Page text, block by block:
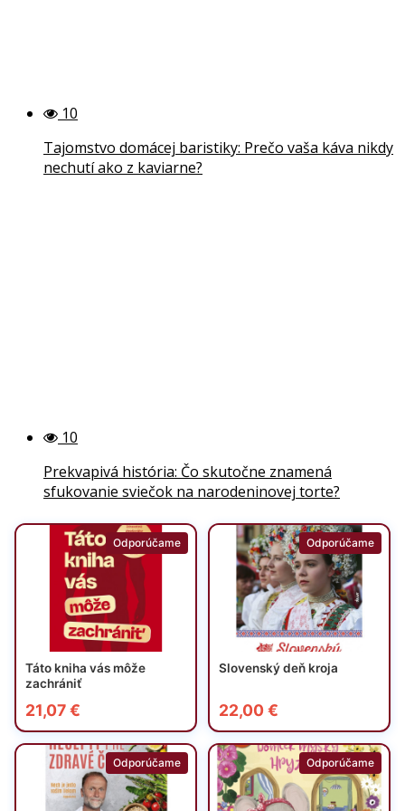
10
Tajomstvo domácej baristiky: Prečo vaša káva nikdy
nechutí ako z kaviarne?
10
Prekvapivá história: Čo skutočne znamená
sfukovanie sviečok na narodeninovej torte?